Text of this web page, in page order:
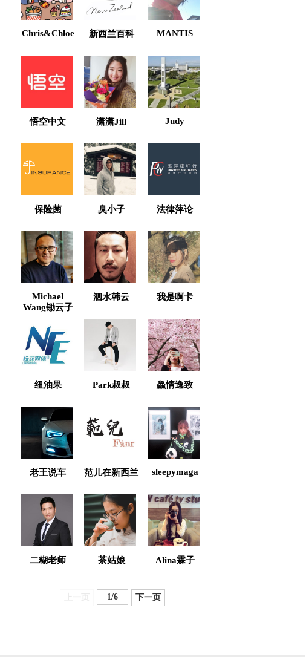
Chris&Chloe 新西兰百科 MANTIS
悟空中文 潇潇Jill Judy
保险菌 臭小子 法律萍论
Michael
Wang锄云子
泗水韩云 我是啊卡
纽油果 Park叔叔 鱻情逸致
老王说车 范儿在新西兰 sleepymaga
二糊老师 茶姑娘 Alina霖子
1/6 下一页